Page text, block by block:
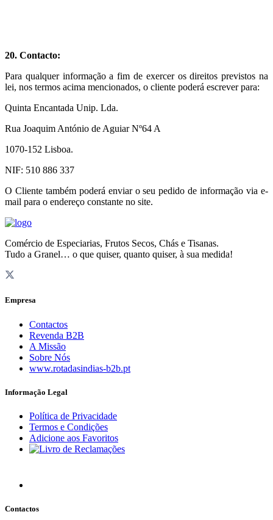
20. Contacto:
Para qualquer informação a fim de exercer os direitos previstos na
lei, nos termos acima mencionados, o cliente poderá escrever para:
Quinta Encantada Unip. Lda.
Rua Joaquim António de Aguiar Nº64 A
1070-152 Lisboa.
NIF: 510 886 337
O Cliente também poderá enviar o seu pedido de informação via e-
mail para o endereço constante no site.
Comércio de Especiarias, Frutos Secos, Chás e Tisanas.
Tudo a Granel… o que quiser, quanto quiser, à sua medida!
Empresa
Contactos
Revenda B2B
A Missão
Sobre Nós
www.rotadasindias-b2b.pt
Informação Legal
Política de Privacidade
Termos e Condições
Adicione aos Favoritos
Contactos